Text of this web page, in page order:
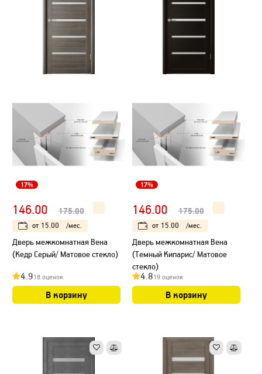
17%
146.00 175.00
от 15.00 /мес.
Дверь межкомнатная Вена
(Кедр Серый/ Матовое стекло)
4.918 оценок
В корзину
17%
146.00 175.00
от 15.00 /мес.
Дверь межкомнатная Вена
(Темный Кипарис/ Матовое
стекло)
4.819 оценок
В корзину